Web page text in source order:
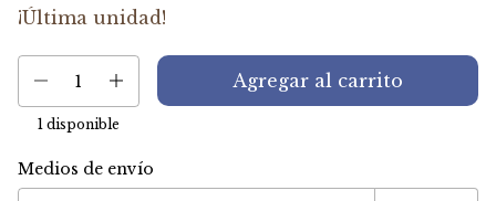
¡Última unidad!
1 disponible
Entregas para el CP:
Medios de envío